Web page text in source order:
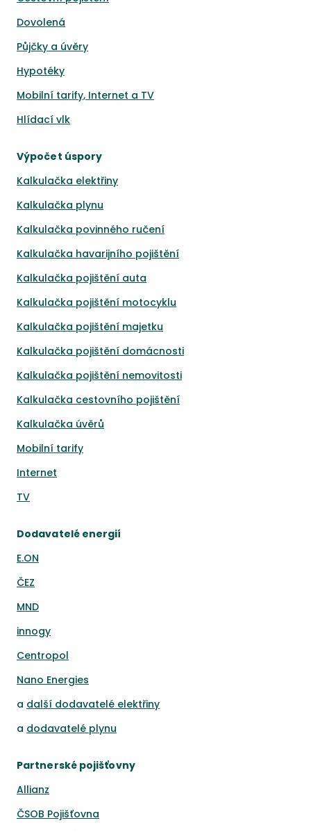
Dovolená
Půjčky a úvěry
Hypotéky
Mobilní tarify, Internet a TV
Hlídací vlk
Výpočet úspory
Kalkulačka elektřiny
Kalkulačka plynu
Kalkulačka povinného ručení
Kalkulačka havarijního pojištění
Kalkulačka pojištění auta
Kalkulačka pojištění motocyklu
Kalkulačka pojištění majetku
Kalkulačka pojištění domácnosti
Kalkulačka pojištění nemovitosti
Kalkulačka cestovního pojištění
Kalkulačka úvěrů
Mobilní tarify
Internet
TV
Dodavatelé energií
E.ON
ČEZ
MND
innogy
Centropol
Nano Energies
a další dodavatelé elektřiny
a dodavatelé plynu
Partnerské pojišťovny
Allianz
ČSOB Pojišťovna